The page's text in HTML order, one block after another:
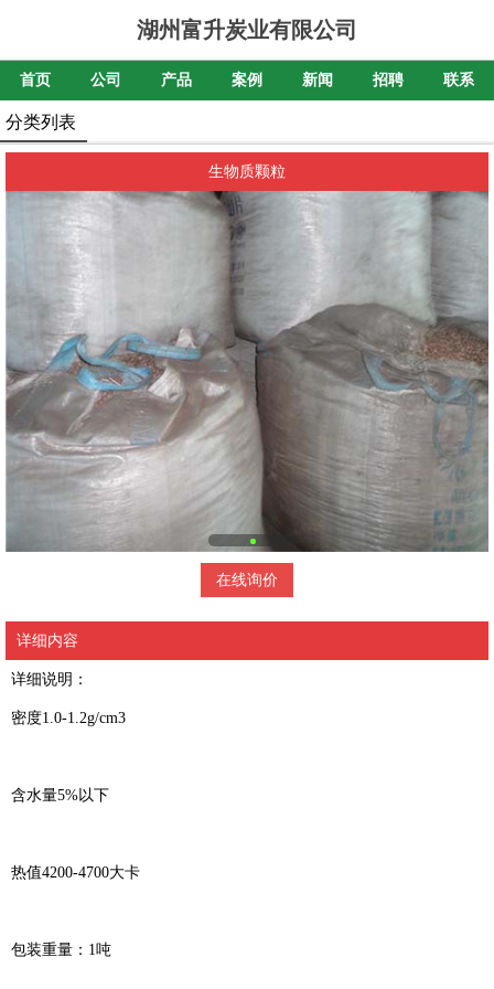
湖州富升炭业有限公司
首页 公司 产品 案例 新闻 招聘 联系
分类列表
生物质颗粒
在线询价
详细内容
详细说明：
密度1.0-1.2g/cm3
含水量5%以下
热值4200-4700大卡
包装重量：1吨